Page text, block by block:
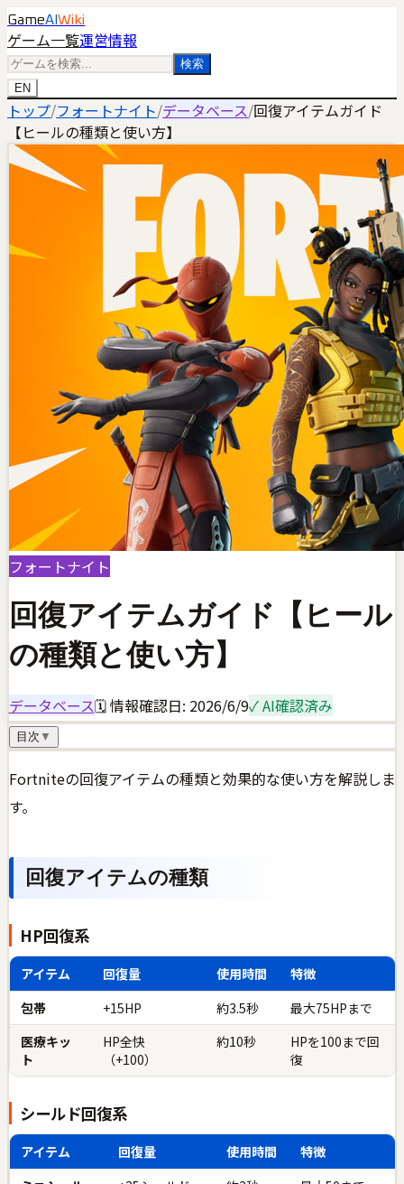
GameAI Wiki
ゲーム一覧運営情報
検索
EN
トップ/フォートナイト/データベース/回復アイテムガイド
【ヒールの種類と使い方】
フォートナイト
回復アイテムガイド【ヒール
の種類と使い方】
データベース🗓 情報確認日: 2026/6/9✓ AI確認済み
目次 ▼
Fortniteの回復アイテムの種類と効果的な使い方を解説しま
す。
回復アイテムの種類
HP回復系
アイテム 回復量 使用時間
特徴
包帯
+15HP 約3.5秒
最大75HPまで
医療キッ
ト
HP全快
（+100）
約10秒
HPを100まで回
復
シールド回復系
アイテム 回復量 使用時間
特徴